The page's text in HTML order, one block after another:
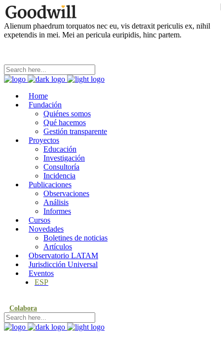
Alienum phaedrum torquatos nec eu, vis detraxit periculis ex, nihil
expetendis in mei. Mei an pericula euripidis, hinc partem.
Home
Fundación
Quiénes somos
Qué hacemos
Gestión transparente
Proyectos
Educación
Investigación
Consultoría
Incidencia
Publicaciones
Observaciones
Análisis
Informes
Cursos
Novedades
Boletines de noticias
Artículos
Observatorio LATAM
Jurisdicción Universal
Eventos
ESP
Colabora